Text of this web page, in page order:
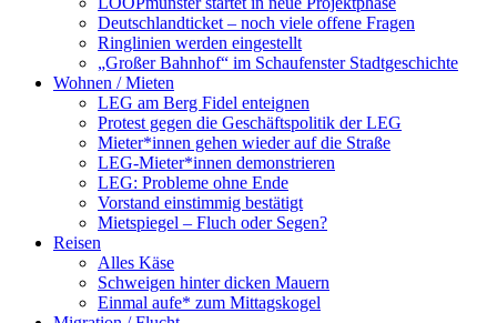
Deutschlandticket – noch viele offene Fragen
Ringlinien werden eingestellt
„Großer Bahnhof“ im Schaufenster Stadtgeschichte
Wohnen / Mieten
LEG am Berg Fidel enteignen
Protest gegen die Geschäftspolitik der LEG
Mieter*innen gehen wieder auf die Straße
LEG-Mieter*innen demonstrieren
LEG: Probleme ohne Ende
Vorstand einstimmig bestätigt
Mietspiegel – Fluch oder Segen?
Reisen
Alles Käse
Schweigen hinter dicken Mauern
Einmal aufe* zum Mittagskogel